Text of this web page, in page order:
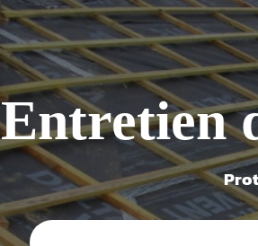
Entretien